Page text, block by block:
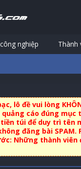
lô đề vui lòng
cáo đúng mục
tiền túi để duy trì tên
đăng bài
Những thành viên
nghiệp Thành